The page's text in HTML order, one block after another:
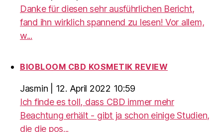
Danke für diesen sehr ausführlichen Bericht,
fand ihn wirklich spannend zu lesen! Vor allem,
w...
BIOBLOOM CBD KOSMETIK REVIEW
Jasmin
12. April 2022 10:59
Ich finde es toll, dass CBD immer mehr
Beachtung erhält - gibt ja schon einige Studien,
die die pos...